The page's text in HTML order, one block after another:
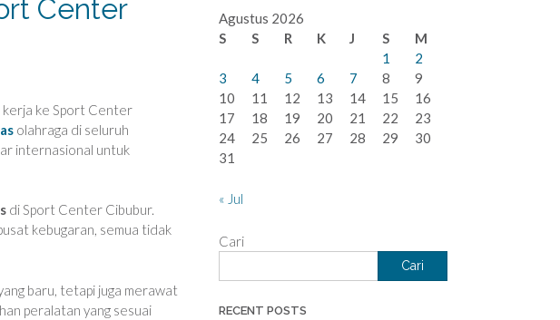
Center
kerja ke Sport Center
olahraga di seluruh
internasional untuk
di Sport Center Cibubur.
kebugaran, semua tidak
baru, tetapi juga merawat
peralatan yang sesuai
Agustus 2026
S
S R K J S
M
1
2
3
4 5 6 7 8
9
10
11 12 13 14 15
16
17
18 19 20 21 22
23
24
25 26 27 28 29
30
31
« Jul
Cari
Cari
RECENT POSTS